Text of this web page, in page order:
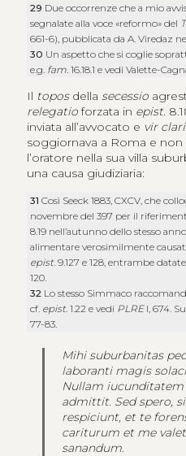
29 Due occorrenze che a mio
segnalate alla voce «reformo» del
661-6), pubblicata da A. Viredaz
30 Un aspetto che si coglie
e.g. fam. 16.18.1 e vedi Valette-
Il toposdella secessio
relegatioforzata in epist.
inviata all’avvocato e vir
soggiornava a Roma e
l’oratore nella sua villa
una causa giudiziaria:
31Così Seeck 1883, CXCV, che
novembre del 397 per il
8.19 nell’autunno dello stesso
alimentare verosimilmente
epist. 9.127 e 128, entrambe
120.
32 Lo stesso Simmaco
cf. epist. 1.22 e vedi PLREI, 674.
77-83.
Mihi suburbanitas
laboranti magis
Nullam
admittit. Sed spero,
respiciunt, et te
cariturum et me
sanandum.